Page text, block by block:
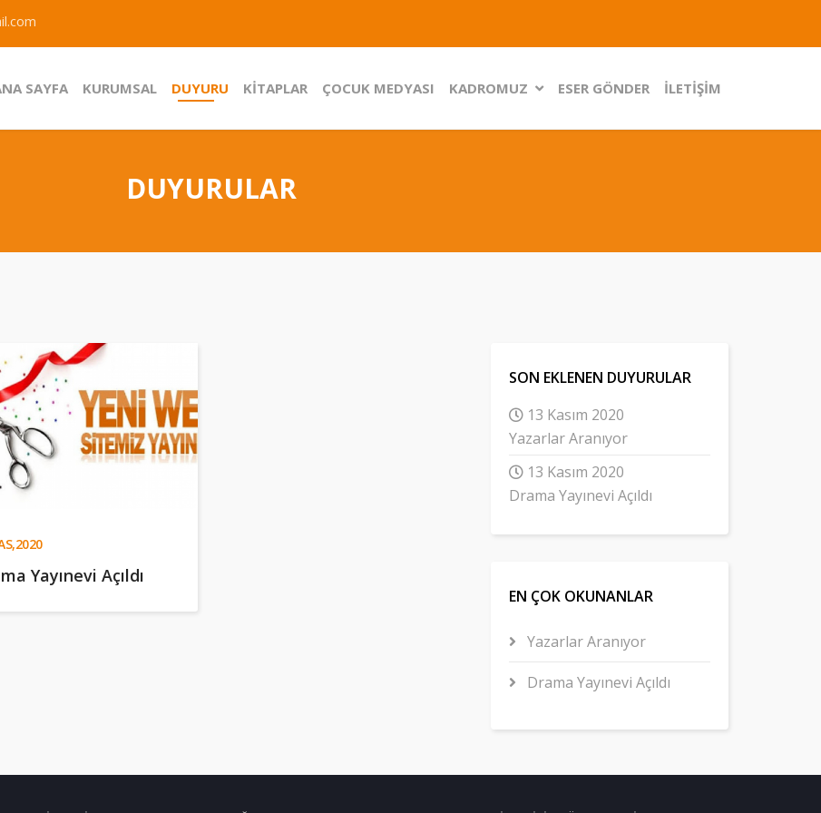
SAYFA KURUMSAL DUYURU KİTAPLAR ÇOCUK MEDYASI KADROMUZ ESER GÖNDER İLETİŞİM
DUYURULAR
Yayınevi Açıldı
SON EKLENEN DUYURULAR
13 Kasım 2020
Yazarlar Aranıyor
13 Kasım 2020
Drama Yayınevi Açıldı
EN ÇOK OKUNANLAR
Yazarlar Aranıyor
Drama Yayınevi Açıldı